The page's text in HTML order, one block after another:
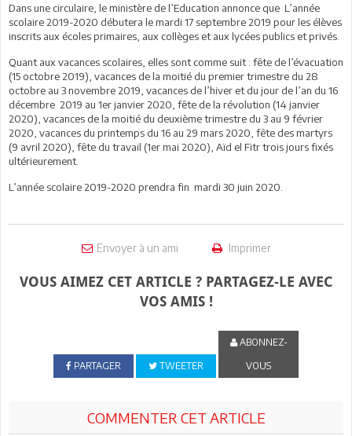
Dans une circulaire, le ministère de l’Education annonce que L’année
scolaire 2019-2020 débutera le mardi 17 septembre 2019 pour les élèves
inscrits aux écoles primaires, aux collèges et aux lycées publics et privés.
Quant aux vacances scolaires, elles sont comme suit : fête de l’évacuation
(15 octobre 2019), vacances de la moitié du premier trimestre du 28
octobre au 3 novembre 2019, vacances de l’hiver et du jour de l’an du 16
décembre 2019 au 1er janvier 2020, fête de la révolution (14 janvier
2020), vacances de la moitié du deuxième trimestre du 3 au 9 février
2020, vacances du printemps du 16 au 29 mars 2020, fête des martyrs
(9 avril 2020), fête du travail (1er mai 2020), Aïd el Fitr trois jours fixés
ultérieurement.
L’année scolaire 2019-2020 prendra fin mardi 30 juin 2020.
Envoyer à un ami Imprimer
VOUS AIMEZ CET ARTICLE ? PARTAGEZ-LE AVEC
VOS AMIS !
PARTAGER TWEETER
ABONNEZ-
VOUS
COMMENTER CET ARTICLE